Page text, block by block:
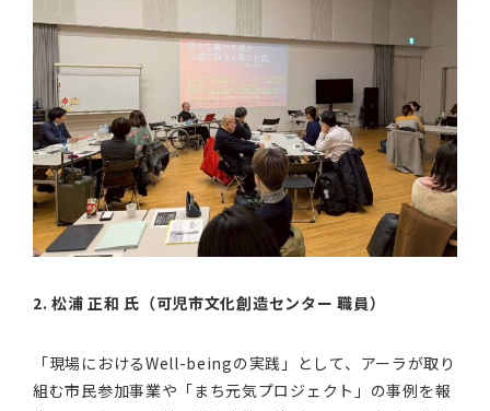
2. 松浦 正和 氏（可児市文化創造センター 職員）
「現場におけるWell-beingの実践」として、アーラが取り
組む市民参加事業や「まち元気プロジェクト」の事例を報